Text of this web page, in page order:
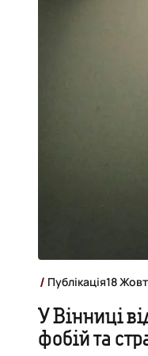
Публікація18
У Вінниці
фобій та